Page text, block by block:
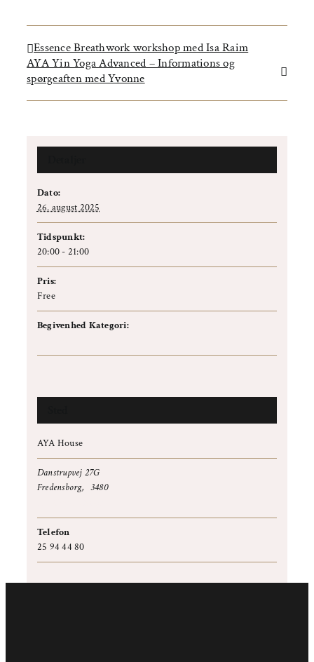
Essence Breathwork workshop med Isa Raim
AYA Yin Yoga Advanced – Informations og
spørgeaften med Yvonne
Dato:
26. august 2025
Tidspunkt:
20:00 - 21:00
Pris:
Free
Begivenhed Kategori:
AYA House
Danstrupvej 27G
Fredensborg, 3480
Telefon
25 94 44 80